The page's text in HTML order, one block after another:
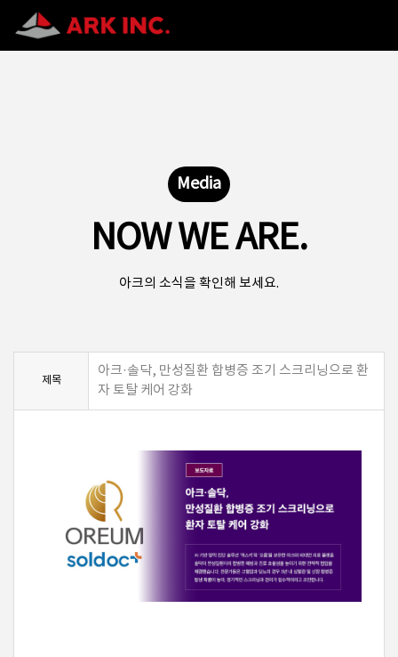
Media
NOW WE ARE.
아크의 소식을 확인해 보세요.
제목
아크·솔닥, 만성질환 합병증 조기 스크리닝으로 환
자 토탈 케어 강화